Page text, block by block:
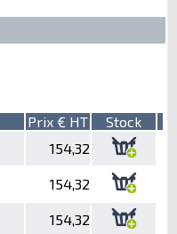
Prix € HT
Stock
154,32
154,32
154,32